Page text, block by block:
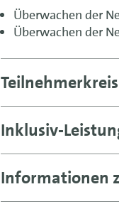
Überwachen der
Überwachen der
Teilnehmerkreis
Inklusiv-
Informationen